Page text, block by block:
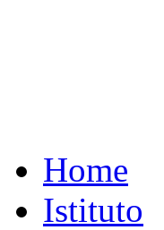
Home
Istituto